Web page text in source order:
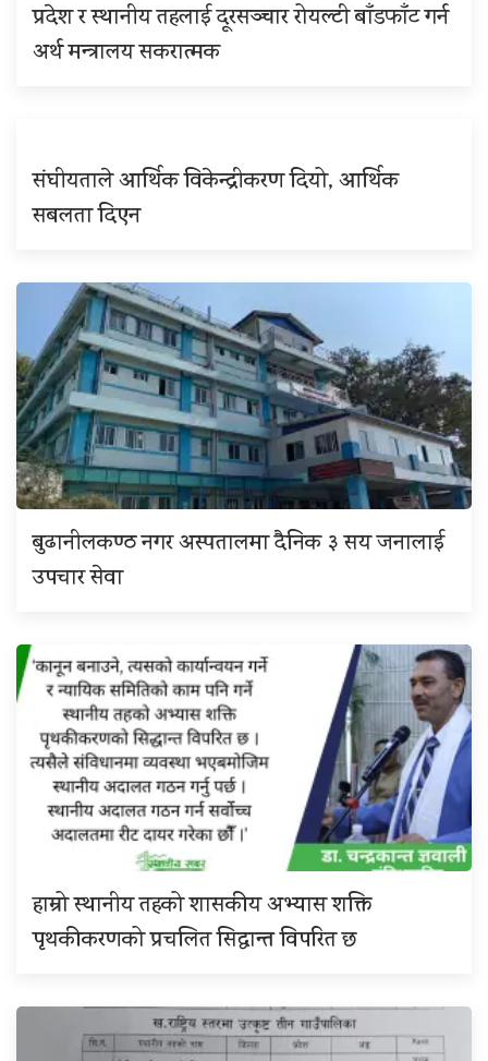
प्रदेश र स्थानीय तहलाई दूरसञ्चार रोयल्टी बाँडफाँट गर्न
अर्थ मन्त्रालय सकरात्मक
संघीयताले आर्थिक विकेन्द्रीकरण दियो, आर्थिक
सबलता दिएन
बुढानीलकण्ठ नगर अस्पतालमा दैनिक ३ सय जनालाई
उपचार सेवा
हाम्रो स्थानीय तहको शासकीय अभ्यास शक्ति
पृथकीकरणको प्रचलित सिद्धान्त विपरित छ